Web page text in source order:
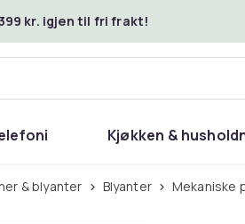
kr. igjen til fri frakt!
Kjøkken &
& blyanter Blyanter Mekaniske